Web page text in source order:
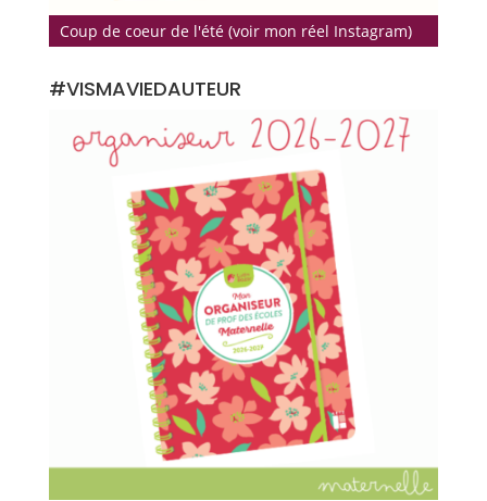
Coup de coeur de l'été (voir mon réel Instagram)
#VISMAVIEDAUTEUR